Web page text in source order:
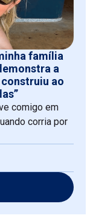
família
a
ao
comigo em
corria por